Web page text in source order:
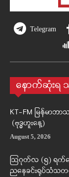
Telegram
နောက်ဆုံးရ သ
KT-FM မြန်မာ
(ဗုဒ္ဓဟူးနေ့)
August 5, 2026
ဩဂုတ်လ (၅) ရက်န
ညနေခင်းရုပ်သံသတ